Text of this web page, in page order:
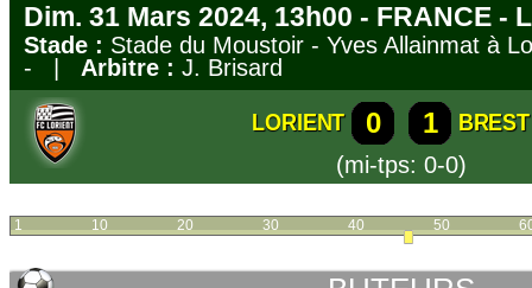
Dim. 31 Mars 2024, 13h00 - FRANCE -
Stade : Stade du Moustoir - Yves Allainmat
- | Arbitre : J. Brisard
LORIENT 0 1
BREST
(mi-tps: 0-0)
1 10 20 30 40 50